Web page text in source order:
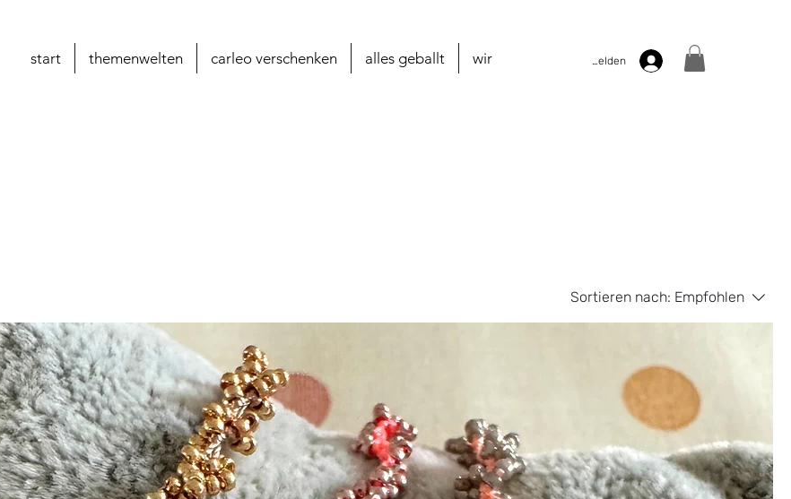
start themenwelten carleo verschenken alles geballt wir Anmelden
Sortieren nach: Empfohlen